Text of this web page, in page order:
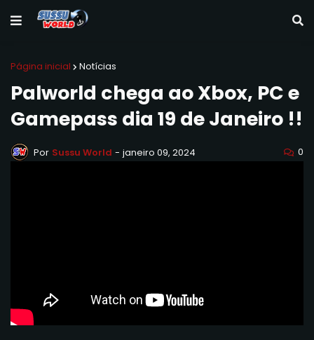
Página inicial Notícias
Palworld chega ao Xbox, PC e
Gamepass dia 19 de Janeiro !!
Por Sussu World - janeiro 09, 2024 0